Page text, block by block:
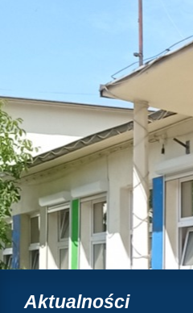
Aktualności